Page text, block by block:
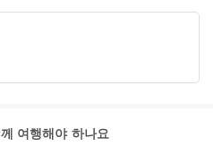
여행해야 하나요